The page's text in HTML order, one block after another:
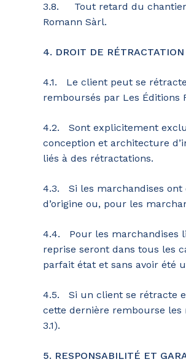
3.8. Tout retard du chantier
Romann Sàrl.
4. DROIT DE
4.1. Le client peut se
remboursés par Les Éditions
4.2. Sont explicitement
conception et architecture
liés à des rétractations.
4.3. Si les marchandises ont
d’origine ou, pour les
4.4. Pour les marchandises
reprise seront dans tous les
parfait état et sans avoir été
4.5. Si un client se rétracte
cette dernière rembourse les
3.1).
5. RESPONSABILITÉ ET